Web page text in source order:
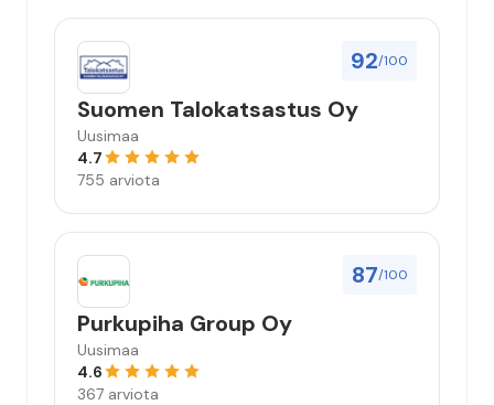
92/100
Suomen Talokatsastus Oy
Uusimaa
4.7
755 arviota
87/100
Purkupiha Group Oy
Uusimaa
4.6
367 arviota